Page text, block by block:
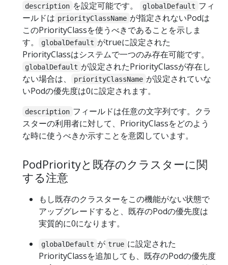
description を設定可能です。 globalDefault フィ
ールドは priorityClassName が指定されないPodは
このPriorityClassを使うべきであることを示しま
す。
globalDefault がtrueに設定された
PriorityClassはシステムで一つのみ存在可能です。
globalDefault が設定されたPriorityClassが存在し
ない場合は、
priorityClassName が設定されていな
いPodの優先度は0に設定されます。
description フィールドは任意の文字列です。クラ
スターの利用者に対して、PriorityClassをどのよう
な時に使うべきか示すことを意図しています。
PodPriorityと既存のクラスターに関
する注意
もし既存のクラスターをこの機能がない状態で
アップグレードすると、既存のPodの優先度は
実質的に0になります。
globalDefault が true に設定された
PriorityClassを追加しても、既存のPodの優先度